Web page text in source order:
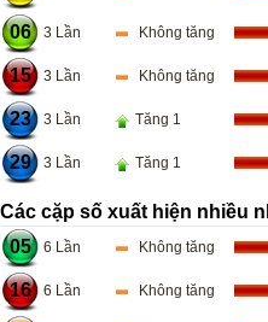
06 3 Lần Không tăng
15 3 Lần Không tăng
23 3 Lần Tăng 1
29 3 Lần Tăng 1
Các cặp số xuất hiện nhiều
05
6 Lần Không tăng
16 6 Lần Không tăng